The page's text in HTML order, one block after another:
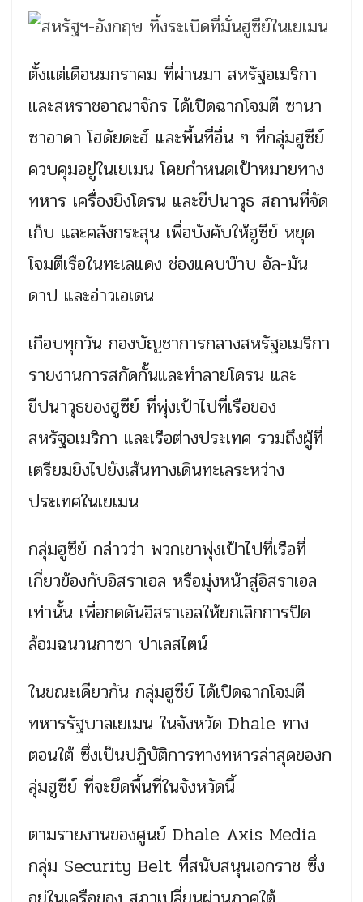
ตั้งแต่เดือนมกราคม ที่ผ่านมา สหรัฐอเมริกา
และสหราชอาณาจักร ได้เปิดฉากโจมตี ซานา
ซาอาดา โฮดัยดะฮ์ และพื้นที่อื่น ๆ ที่กลุ่มฮูซีย์
ควบคุมอยู่ในเยเมน โดยกำหนดเป้าหมายทาง
ทหาร เครื่องยิงโดรน และขีปนาวุธ สถานที่จัด
เก็บ และคลังกระสุน เพื่อบังคับให้ฮูซีย์ หยุด
โจมตีเรือในทะเลแดง ช่องแคบบ๊าบ อัล-มัน
ดาป และอ่าวเอเดน
เกือบทุกวัน กองบัญชาการกลางสหรัฐอเมริกา
รายงานการสกัดกั้นและทำลายโดรน และ
ขีปนาวุธของฮูซีย์ ที่พุ่งเป้าไปที่เรือของ
สหรัฐอเมริกา และเรือต่างประเทศ รวมถึงผู้ที่
เตรียมยิงไปยังเส้นทางเดินทะเลระหว่าง
ประเทศในเยเมน
กลุ่มฮูซีย์ กล่าวว่า พวกเขาพุ่งเป้าไปที่เรือที่
เกี่ยวข้องกับอิสราเอล หรือมุ่งหน้าสู่อิสราเอล
เท่านั้น เพื่อกดดันอิสราเอลให้ยกเลิกการปิด
ล้อมฉนวนกาซา ปาเลสไตน์
ในขณะเดียวกัน กลุ่มฮูซีย์ ได้เปิดฉากโจมตี
ทหารรัฐบาลเยเมน ในจังหวัด Dhale ทาง
ตอนใต้ ซึ่งเป็นปฏิบัติการทางทหารล่าสุดของก
ลุ่มฮูซีย์ ที่จะยึดพื้นที่ในจังหวัดนี้
ตามรายงานของศูนย์ Dhale Axis Media
กลุ่ม Security Belt ที่สนับสนุนเอกราช ซึ่ง